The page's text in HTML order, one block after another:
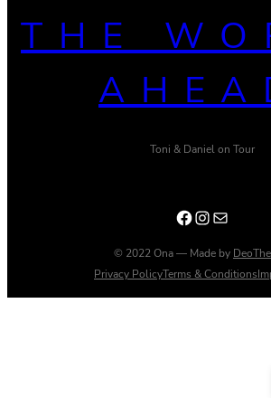
THE
Toni & Daniel on Tour
Facebook Instagram E-Mail
© 2022 Ona — Made by
Privacy PolicyTerms & Conditions